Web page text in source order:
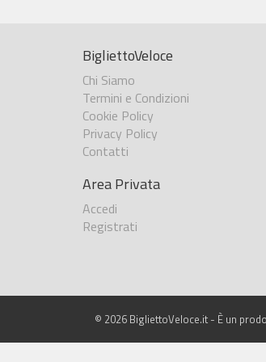
BigliettoVeloce
Chi Siamo
Termini e Condizioni
Cookie Policy
Privacy Policy
Contatti
Area Privata
Accedi
Registrati
© 2026 BigliettoVeloce.it - È un